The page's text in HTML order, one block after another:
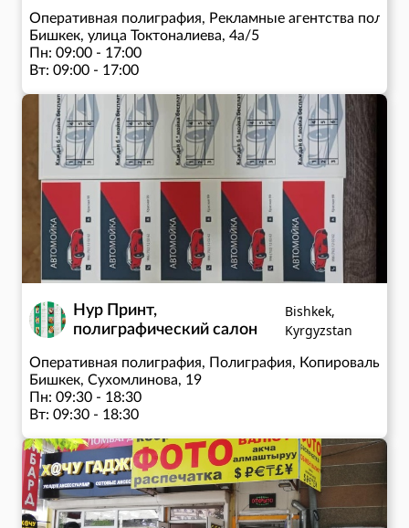
Оперативная полиграфия, Рекламные агентства
Бишкек, улица Токтоналиева, 4а/5
Пн: 09:00 - 17:00
Вт: 09:00 - 17:00
Чт: 09:00 - 17:00
Пт: 09:00 - 17:00
Нур Принт,
полиграфический салон
Bishkek,
Kyrgyzstan
Оперативная полиграфия, Полиграфия, Копировальные
Бишкек, Сухомлинова, 19
Пн: 09:30 - 18:30
Вт: 09:30 - 18:30
Чт: 09:30 - 18:30
Пт: 09:30 - 18:30
Сб: 09:30 - 18:30